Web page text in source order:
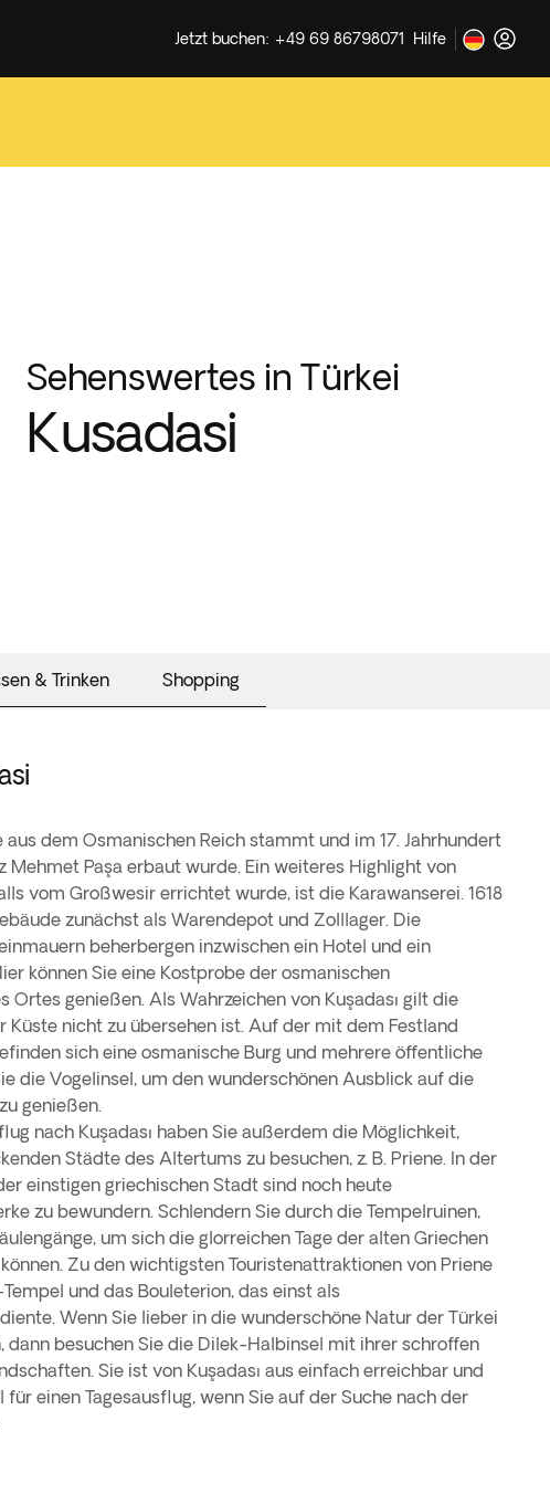
Jetzt buchen: +49 69 86798071 Hilfe
Sehenswertes in Türkei
Kusadasi
& Trinken Shopping
dem Osmanischen Reich stammt und im 17. Jahrhundert
Mehmet Paşa erbaut wurde. Ein weiteres Highlight von
vom Großwesir errichtet wurde, ist die Karawanserei. 1618
zunächst als Warendepot und Zolllager. Die
beherbergen inzwischen ein Hotel und ein
können Sie eine Kostprobe der osmanischen
Ortes genießen. Als Wahrzeichen von Kuşadası gilt die
Küste nicht zu übersehen ist. Auf der mit dem Festland
sich eine osmanische Burg und mehrere öffentliche
die Vogelinsel, um den wunderschönen Ausblick auf die
genießen.
nach Kuşadası haben Sie außerdem die Möglichkeit,
Städte des Altertums zu besuchen, z. B. Priene. In der
einstigen griechischen Stadt sind noch heute
zu bewundern. Schlendern Sie durch die Tempelruinen,
um sich die glorreichen Tage der alten Griechen
Zu den wichtigsten Touristenattraktionen von Priene
und das Bouleterion, das einst als
Wenn Sie lieber in die wunderschöne Natur der Türkei
dann besuchen Sie die Dilek-Halbinsel mit ihrer schroffen
Sie ist von Kuşadası aus einfach erreichbar und
einen Tagesausflug, wenn Sie auf der Suche nach der